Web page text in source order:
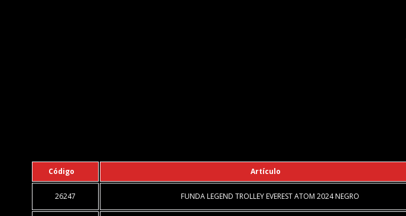
Código Artículo
26247 FUNDA LEGEND TROLLEY EVEREST ATOM 2024 NEGRO